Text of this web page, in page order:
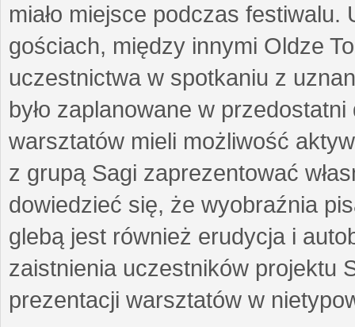
miało miejsce podczas
gościach, między innymi Oldze
uczestnictwa w spotkaniu z
było zaplanowane w
warsztatów mieli możliwość
z grupą Sagi zaprezentować
dowiedzieć się, że wyobraźnia
glebą jest również erudycja i
zaistnienia uczestników projektu
prezentacji warsztatów w